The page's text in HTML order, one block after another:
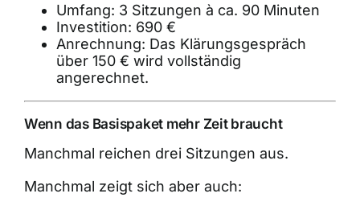
Umfang: 3 Sitzungen à ca. 90 Minuten
Investition: 690 €
Anrechnung: Das Klärungsgespräch
über 150 € wird vollständig
angerechnet.
Wenn das Basispaket mehr Zeit braucht
Manchmal reichen drei Sitzungen aus.
Manchmal zeigt sich aber auch: